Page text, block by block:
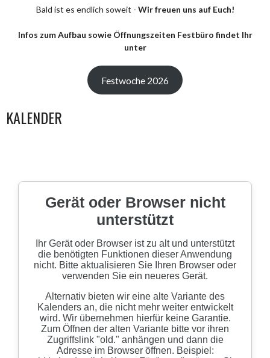
Bald ist es endlich soweit - Wir freuen uns auf Euch!
Infos zum Aufbau sowie Öffnungszeiten Festbüro findet Ihr
unter
Festwoche 2026
KALENDER